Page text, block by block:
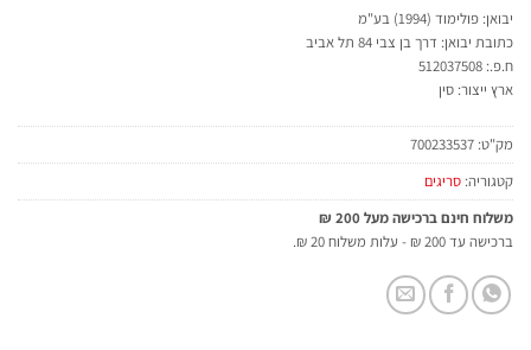
יבואן: פולימוד (1994) בע"מ
כתובת יבואן: דרך בן צבי 84 תל אביב
ח.פ.: 512037508
ארץ ייצור: סין
מק"ט: 700233537
קטגוריה: סריגים
משלוח חינם ברכישה מעל 200 ₪
ברכישה עד 200 ₪ - עלות משלוח 20 ₪.